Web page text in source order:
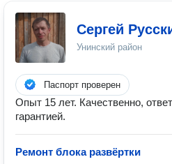
Сергей
Унинский район
Паспорт проверен
Опыт 15 лет. Качественно,
гарантией.
Ремонт блока развёртки